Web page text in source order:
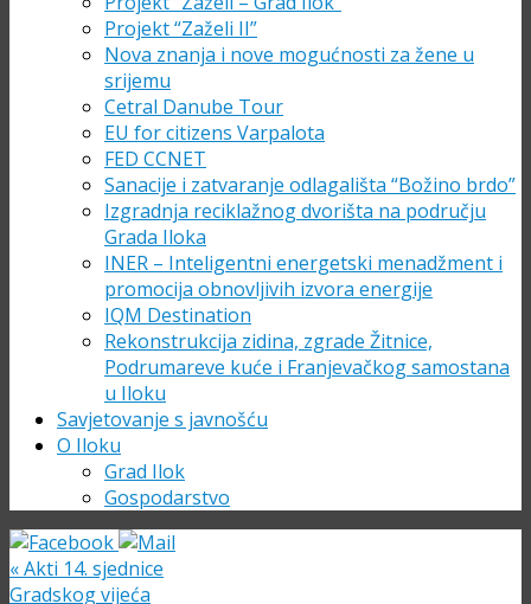
Projekt “Zaželi II”
Nova znanja i nove mogućnosti za žene u
srijemu
Cetral Danube Tour
EU for citizens Varpalota
FED CCNET
Sanacije i zatvaranje odlagališta “Božino brdo”
Izgradnja reciklažnog dvorišta na području
Grada Iloka
INER – Inteligentni energetski menadžment i
promocija obnovljivih izvora energije
IQM Destination
Rekonstrukcija zidina, zgrade Žitnice,
Podrumareve kuće i Franjevačkog samostana
u Iloku
Savjetovanje s javnošću
O Iloku
Grad Ilok
Gospodarstvo
«Akti 14. sjednice
Gradskog vijeća